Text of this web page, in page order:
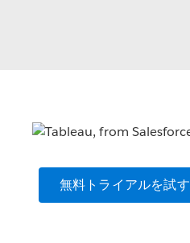
無料トライアルを試す